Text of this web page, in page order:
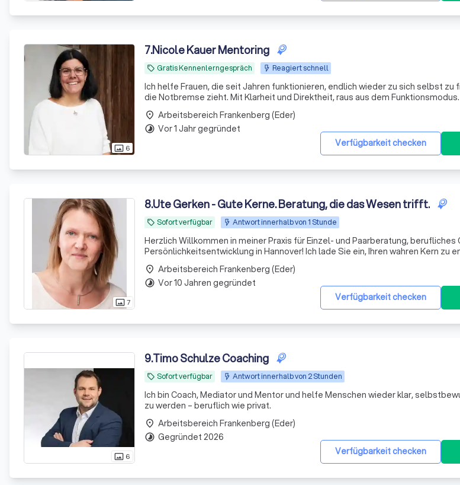
photo_size_select_actual 6
7.Nicole Kauer Mentoring
local_offer Gratis Kennenlerngespräch Reagiert schnell
Ich helfe Frauen, die seit Jahren funktionieren, endlich wieder zu sich selbst zu
die Notbremse zieht. Mit Klarheit und Direktheit, raus aus dem Funktionsmodus.
Verfügbarkeit checken
place Arbeitsbereich Frankenberg (Eder)
timelapse Vor 1 Jahr gegründet
photo_size_select_actual7
8.Ute Gerken - Gute Kerne. Beratung, die das Wesen trifft.
local_offer Sofort verfügbar Antwort innerhalb von 1 Stunde
Herzlich Willkommen in meiner Praxis für Einzel- und Paarberatung, berufliches
Persönlichkeitsentwicklung in Hannover! Ich lade Sie ein, Ihren wahren Kern zu
Stärken zu entfalten. Oft sind unsere Leidenschaften und Bedürfnisse von den
Leb
Verfügbarkeit checken
place Arbeitsbereich Frankenberg (Eder)
timelapse Vor 10 Jahren gegründet
photo_size_select_actual 6
9.Timo Schulze Coaching
local_offer Sofort verfügbar Antwort innerhalb von 2 Stunden
Ich bin Coach, Mediator und Mentor und helfe Menschen wieder klar, selbstbewusst und handlungsfähig
zu werden – beruflich wie privat.
Verfügbarkeit checken
place Arbeitsbereich Frankenberg (Eder)
timelapse Gegründet 2026